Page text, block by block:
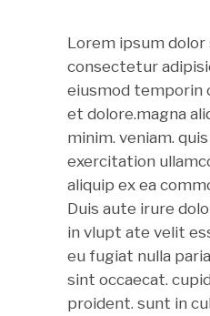
Lorem ipsum dolor
consectetur
eiusmod temporin
et dolore.magna
minim. veniam.
exercitation
aliquip ex ea
Duis aute irure
in vlupt ate velit
eu fugiat nulla
sint occaecat.
proident. sunt in